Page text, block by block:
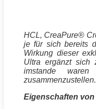
HCL, CreaPure®
je für sich bereits
Wirkung dieser
Ultra ergänzt sich
imstande
zusammenzustellen.
Eigenschaften